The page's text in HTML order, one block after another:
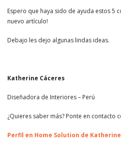
Espero que haya sido de ayuda estos 5
nuevo artículo!
Debajo les dejo algunas lindas ideas.
Katherine Cáceres
Diseñadora de Interiores – Perú
¿Quieres saber más? Ponte en contacto
Perfil en Home Solution de